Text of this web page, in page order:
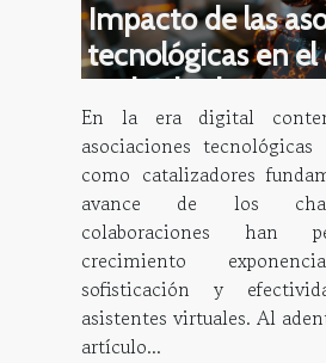
Impacto de las
tecnológicas en el
de chatbots
En la era digital
asociaciones
como catalizadores
avance de los
colaboraciones han
crecimiento
sofisticación y
asistentes virtuales. Al
artículo...